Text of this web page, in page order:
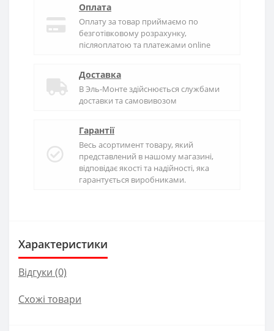
Оплата
Оплату за товар приймаємо по
безготівковому розрахунку,
післяоплатою та платежами online
Доставка
ВЭль-Монтездійснюється службами
доставки та самовивозом
Гарантії
Весь асортимент товару, який
представлений в нашому магазині,
відповідає якості та надійності, яка
гарантується виробниками.
Характеристики
Відгуки (0)
Схожі товари